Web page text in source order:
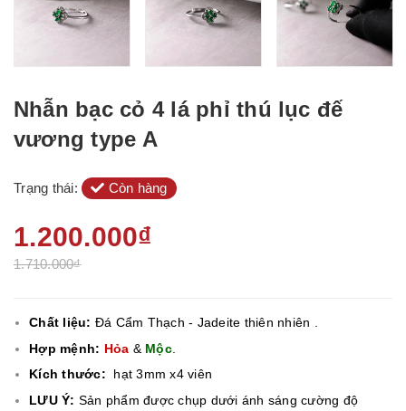
Nhẫn bạc cỏ 4 lá phỉ thú lục đế
vương type A
Trạng thái: Còn hàng
1.200.000₫
1.710.000₫
Chất liệu: Đá Cẩm Thạch - Jadeite thiên nhiên .
Hợp mệnh: Hỏa & Mộc.
Kích thước: hạt 3mm x4 viên
LƯU Ý: Sản phẩm được chụp dưới ánh sáng cường độ